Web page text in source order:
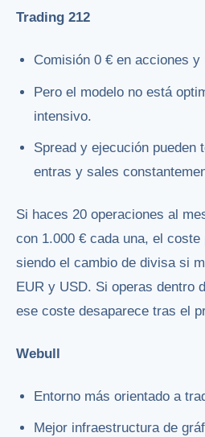
Trading 212
Comisión 0 € en acciones y
Pero el modelo no está
intensivo.
Spread y ejecución pueden
entras y sales
Si haces 20 operaciones al
con 1.000 € cada una, el
siendo el cambio de divisa si
EUR y USD. Si operas dentro
ese coste desaparece tras el
Webull
Entorno más orientado a
Mejor infraestructura de